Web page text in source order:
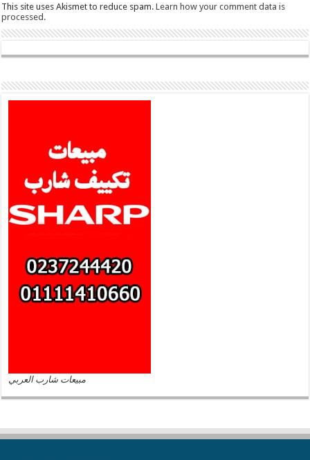
This site uses Akismet to reduce spam.Learn how your comment data is
processed.
مبيعات شارب العربي